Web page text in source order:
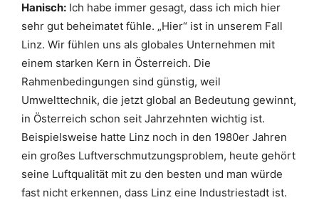
Hanisch: Ich habe immer gesagt, dass ich mich hier
sehr gut beheimatet fühle. „Hier“ ist in unserem Fall
Linz. Wir fühlen uns als globales Unternehmen mit
einem starken Kern in Österreich. Die
Rahmenbedingungen sind günstig, weil
Umwelttechnik, die jetzt global an Bedeutung gewinnt,
in Österreich schon seit Jahrzehnten wichtig ist.
Beispielsweise hatte Linz noch in den 1980er Jahren
ein großes Luftverschmutzungsproblem, heute gehört
seine Luftqualität mit zu den besten und man würde
fast nicht erkennen, dass Linz eine Industriestadt ist.